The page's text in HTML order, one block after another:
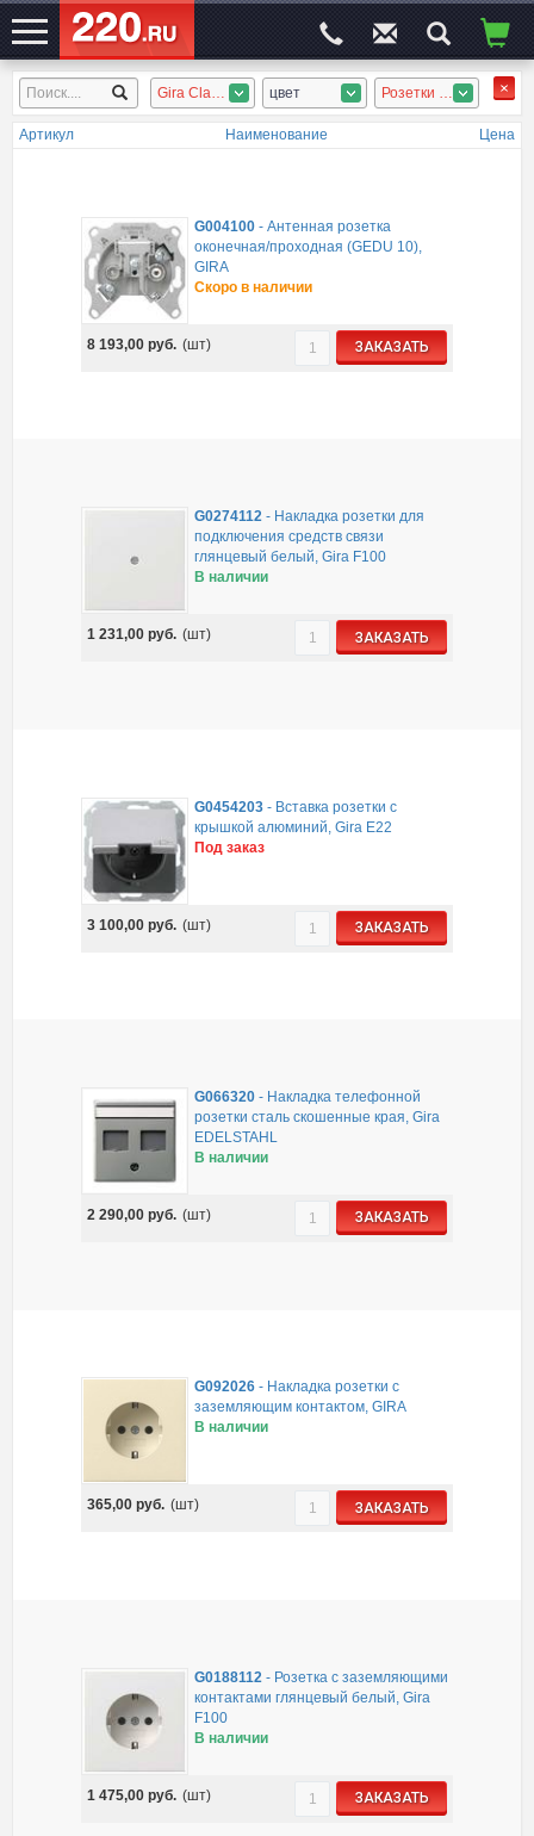
ЭЛЕКТРОСАЙТ№1 Gira ClassiX, Gira System 55, Gira E2, Gira E22, Gira Edelstahl, Gira Esprit, Gira Event, Gira F100, Gira Standart 55, Gira S-Color цвет Розетки слаботочные, Розетки силовые, Розетки наружн.
Артикул Наименование Цена
G004100- Антенная розетка
оконечная/проходная (GEDU 10),
GIRA
Скоро в наличии
8 193,00 руб. (шт) ЗАКАЗАТЬ
G0274112- Накладка розетки для
подключения средств связи
глянцевый белый, Gira F100
В наличии
1 231,00 руб. (шт) ЗАКАЗАТЬ
G0454203- Вставка розетки с
крышкой алюминий, Gira E22
Под заказ
3 100,00 руб. (шт) ЗАКАЗАТЬ
G066320- Накладка телефонной
розетки сталь скошенные края, Gira
EDELSTAHL
В наличии
2 290,00 руб. (шт) ЗАКАЗАТЬ
G092026- Накладка розетки с
заземляющим контактом, GIRA
В наличии
365,00 руб. (шт) ЗАКАЗАТЬ
G0188112 - Розетка с заземляющими
контактами глянцевый белый, Gira
F100
В наличии
1 475,00 руб. (шт) ЗАКАЗАТЬ